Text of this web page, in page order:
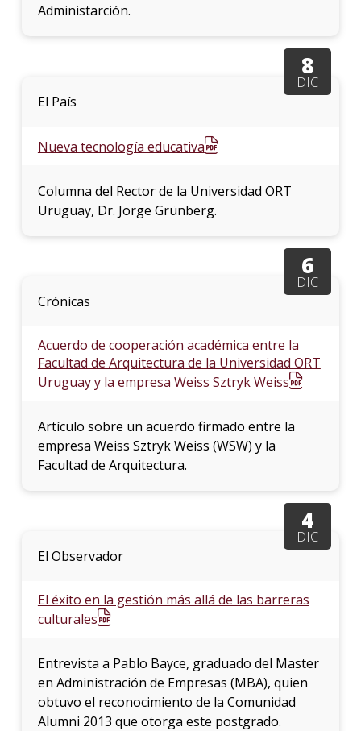
Administarción.
8
DIC
El País
Nueva tecnología educativa
Columna del Rector de la Universidad ORT
Uruguay, Dr. Jorge Grünberg.
6
DIC
Crónicas
Acuerdo de cooperación académica entre la
Facultad de Arquitectura de la Universidad ORT
Uruguay y la empresa Weiss Sztryk Weiss
Artículo sobre un acuerdo firmado entre la
empresa Weiss Sztryk Weiss (WSW) y la
Facultad de Arquitectura.
4
DIC
El Observador
El éxito en la gestión más allá de las barreras
culturales
Entrevista a Pablo Bayce, graduado del Master
en Administración de Empresas (MBA), quien
obtuvo el reconocimiento de la Comunidad
Alumni 2013 que otorga este postgrado.